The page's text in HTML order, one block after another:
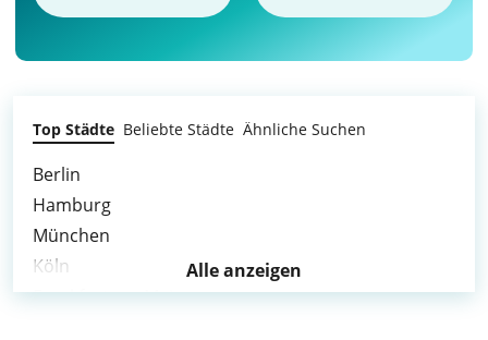
Top Städte Beliebte Städte Ähnliche Suchen
Berlin
Hamburg
München
Köln
Frankfurt am Main
Alle anzeigen